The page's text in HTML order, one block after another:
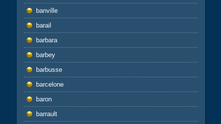
banville
barail
barbara
barbey
barbusse
barcelone
baron
barrault